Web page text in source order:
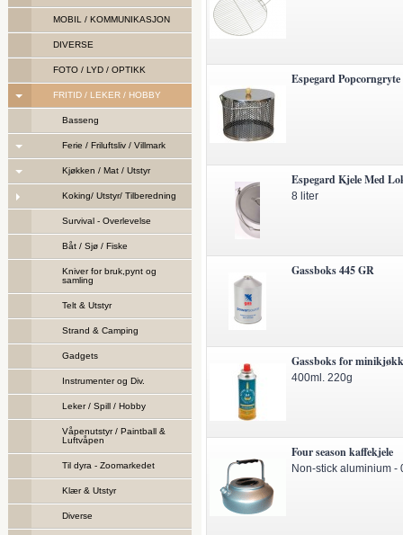
MOBIL / KOMMUNIKASJON
DIVERSE
FOTO / LYD / OPTIKK
FRITID / LEKER / HOBBY
Basseng
Ferie / Friluftsliv / Villmark
Kjøkken / Mat / Utstyr
Koking/ Utstyr/ Tilberedning
Survival - Overlevelse
Båt / Sjø / Fiske
Kniver for bruk,pynt og
samling
Telt & Utstyr
Strand & Camping
Gadgets
Instrumenter og Div.
Leker / Spill / Hobby
Våpenutstyr / Paintball &
Luftvåpen
Til dyra - Zoomarkedet
Klær & Utstyr
Diverse
Espegard
Espegard Kjele Med
8 liter
Gassboks 445 GR
Gassboks for
400ml. 220g
Four season kaffekjele
Non-stick aluminium -